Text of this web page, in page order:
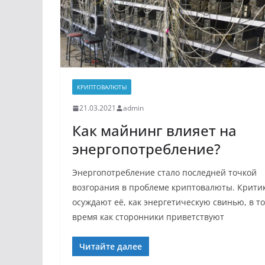
КРИПТОВАЛЮТЫ
21.03.2021 admin
Как майнинг влияет на
энергопотребление?
Энергопотребление стало последней точкой
возгорания в проблеме криптовалюты.
осуждают её, как энергетическую свинью, в то
время как сторонники приветствуют
Читайте далее